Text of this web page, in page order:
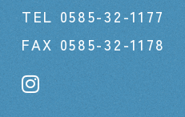
TEL 0585-32-1177
FAX 0585-32-1178